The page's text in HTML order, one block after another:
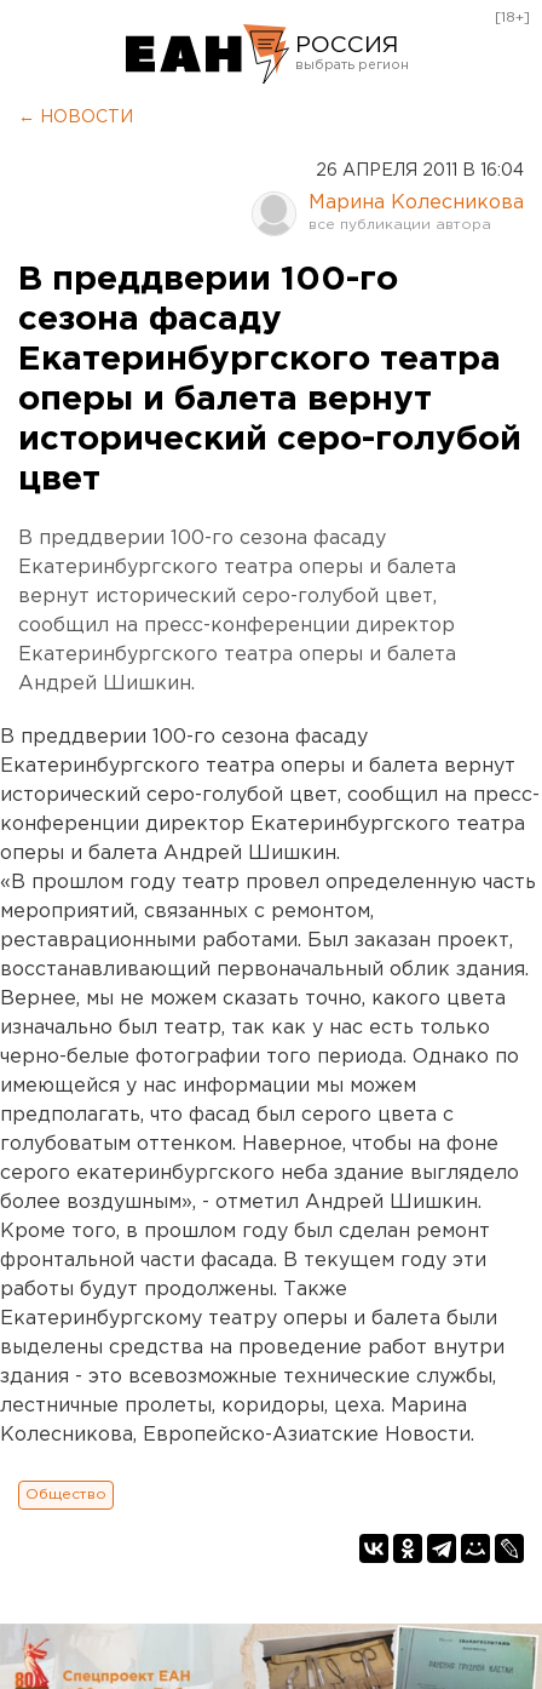
РОССИЯ
Оренбург
[18+]
← НОВОСТИ
26 АПРЕЛЯ 2011 В 16:04
Марина Колесникова
В преддверии 100-го
сезона фасаду
Екатеринбургского театра
оперы и балета вернут
исторический серо-голубой
цвет
В преддверии 100-го сезона фасаду
Екатеринбургского театра оперы и балета
вернут исторический серо-голубой цвет,
сообщил на пресс-конференции директор
Екатеринбургского театра оперы и балета
Андрей Шишкин.
В преддверии 100-го сезона фасаду
Екатеринбургского театра оперы и балета вернут
исторический серо-голубой цвет, сообщил на пресс-
конференции директор Екатеринбургского театра
оперы и балета Андрей Шишкин.
«В прошлом году театр провел определенную часть
мероприятий, связанных с ремонтом,
реставрационными работами. Был заказан проект,
восстанавливающий первоначальный облик здания.
Вернее, мы не можем сказать точно, какого цвета
изначально был театр, так как у нас есть только
черно-белые фотографии того периода. Однако по
имеющейся у нас информации мы можем
предполагать, что фасад был серого цвета с
голубоватым оттенком. Наверное, чтобы на фоне
серого екатеринбургского неба здание выглядело
более воздушным», - отметил Андрей Шишкин.
Кроме того, в прошлом году был сделан ремонт
фронтальной части фасада. В текущем году эти
работы будут продолжены. Также
Екатеринбургскому театру оперы и балета были
выделены средства на проведение работ внутри
здания - это всевозможные технические службы,
лестничные пролеты, коридоры, цеха. Марина
Колесникова, Европейско-Азиатские Новости.
Общество